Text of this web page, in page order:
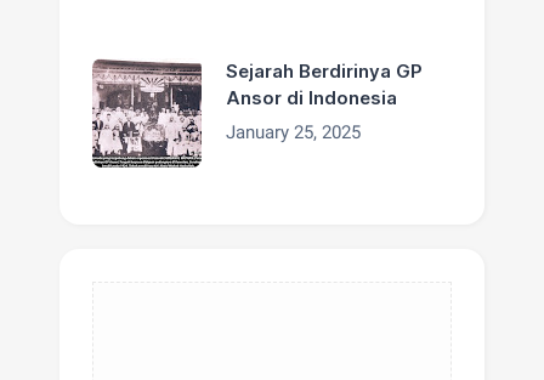
Sejarah Berdirinya GP
Ansor di Indonesia
January 25, 2025